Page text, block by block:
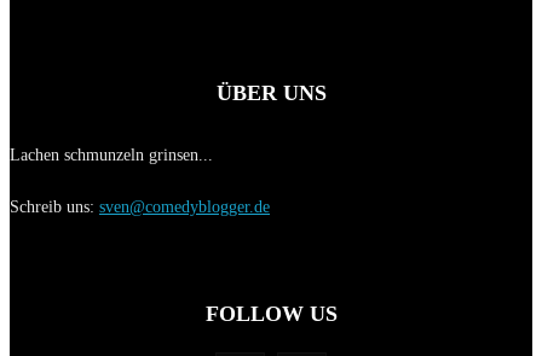
ÜBER UNS
Lachen schmunzeln grinsen...
Schreib uns: sven@comedyblogger.de
FOLLOW US